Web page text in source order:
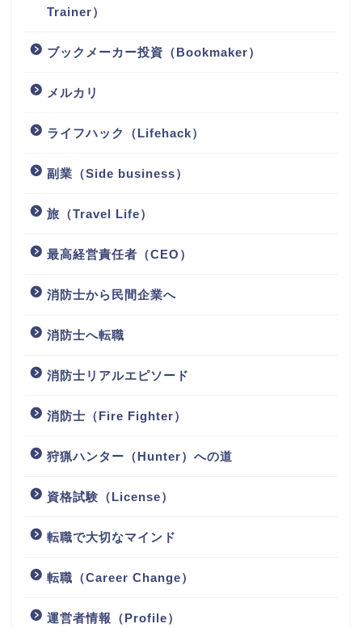
Trainer）
ブックメーカー投資（Bookmaker）
メルカリ
ライフハック（Lifehack）
副業（Side business）
旅（Travel Life）
最高経営責任者（CEO）
消防士から民間企業へ
消防士へ転職
消防士リアルエピソード
消防士（Fire Fighter）
狩猟ハンター（Hunter）への道
資格試験（License）
転職で大切なマインド
転職（Career Change）
運営者情報（Profile）